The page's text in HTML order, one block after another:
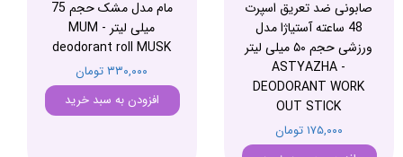
صابونی ضد تعریق اسپرت
48 ساعته آستیاژا مدل
ورزشی حجم ۵۰ میلی لیتر
- ASTYAZHA
DEODORANT WORK
OUT STICK
۱۷۵,۰۰۰ تومان
مام مدل مشک حجم 75
میلی لیتر - MUM
deodorant roll MUSK
۳۳۰,۰۰۰ تومان
افزودن به سبد خرید